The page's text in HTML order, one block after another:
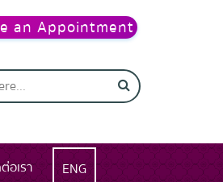
an Appointment
อเรา ENG